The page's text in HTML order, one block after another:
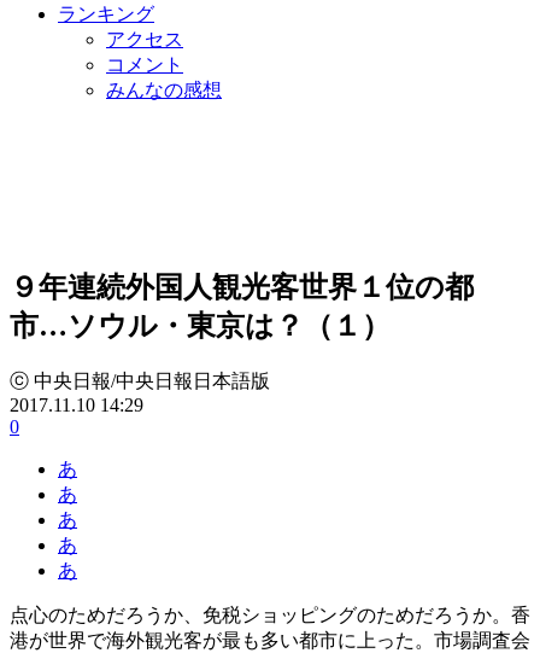
ランキング
アクセス
コメント
みんなの感想
９年連続外国人観光客世界１位の都
市…ソウル・東京は？（１）
ⓒ 中央日報/中央日報日本語版
2017.11.10 14:29
0
あ
あ
あ
あ
あ
点心のためだろうか、免税ショッピングのためだろうか。香
港が世界で海外観光客が最も多い都市に上った。市場調査会